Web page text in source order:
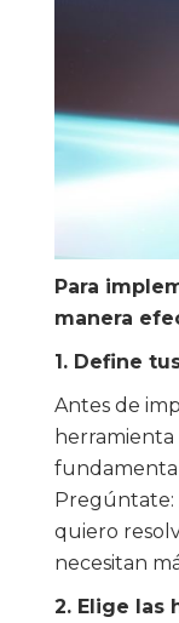
Para
manera
1. Define
Antes de
herramienta
Pregúntate:
quiero
necesitan
2. Elige las